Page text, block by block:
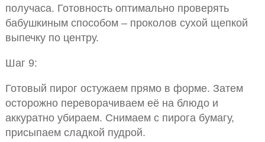
получаса. Готовность оптимально проверять
бабушкиным способом – проколов сухой щепкой
выпечку по центру.
Шаг 9:
Готовый пирог остужаем прямо в форме. Затем
осторожно переворачиваем её на блюдо и
аккуратно убираем. Снимаем с пирога бумагу,
присыпаем сладкой пудрой.